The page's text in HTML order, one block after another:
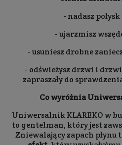
- nadasz
- ujarzmisz
- usuniesz drobne
- odświeżysz drzwi i
zapraszały do
Co wyróżnia
Uniwersalnik KLAREKO w
to gentelman, który jest
Zniewalający zapach płynu